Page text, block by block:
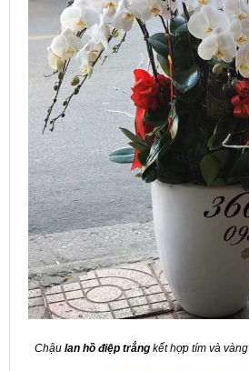
Chậu lan hồ điệp trắngkết hợp tím và vàng